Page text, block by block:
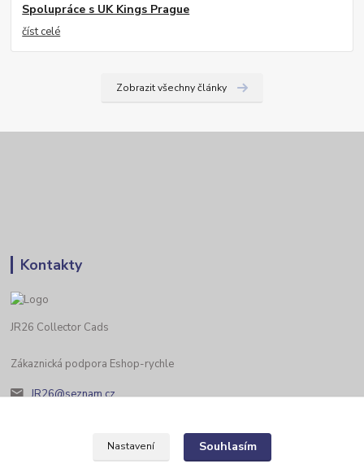
Spolupráce s UK Kings Prague
číst celé
Zobrazit všechny články
Kontakty
JR26 Collector Cads
Zákaznická podpora Eshop-rychle
JR26@seznam.cz
Nastavení Souhlasím